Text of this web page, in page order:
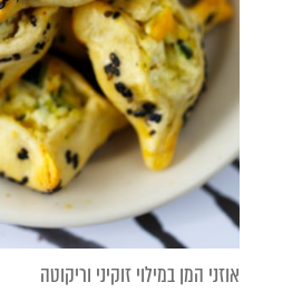
אוזני המן במילוי זוקיני וריקוטה